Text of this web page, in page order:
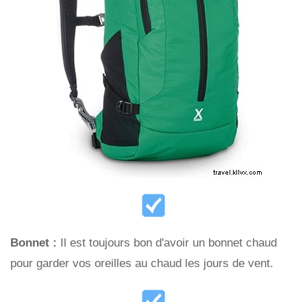
Bonnet : Il est toujours bon d'avoir un bonnet chaud
pour garder vos oreilles au chaud les jours de vent.